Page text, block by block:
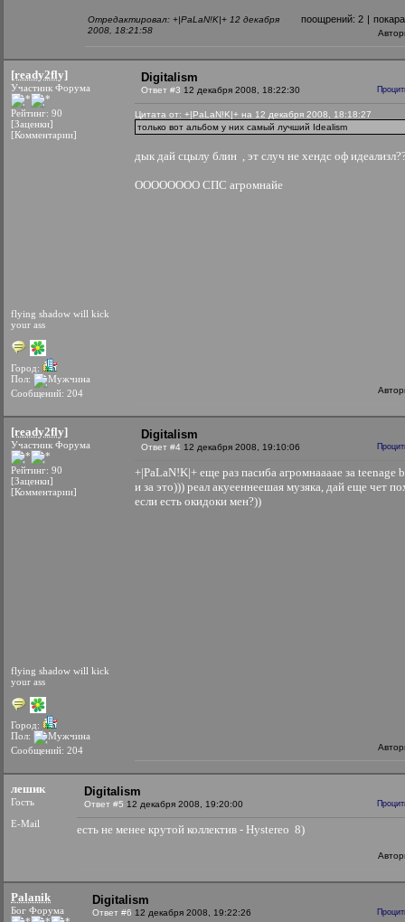
Отредактировал: +|PaLaN!K|+ 12 декабря
2008, 18:21:58
поощрений: 2 |
[ready2fly]
Участник Форума
Рейтинг: 90
[Заценки]
[Комментарии]
flying shadow will kick
your ass
Город:
Пол:
Сообщений: 204
Digitalism
Ответ #3 12 декабря 2008, 18:22:30
Цитата от: +|PaLaN!K|+ на 12 декабря 2008, 18:18:27
только вот альбом у них самый лучший Idealism
дык дай сцылу блин , эт случ не хендс оф
ОООООООО СПС агромнайе
[ready2fly]
Участник Форума
Рейтинг: 90
[Заценки]
[Комментарии]
flying shadow will kick
your ass
Город:
Пол:
Сообщений: 204
Digitalism
Ответ #4 12 декабря 2008, 19:10:06
+|PaLaN!K|+ еще раз пасиба агромнаааае за teenage
и за это))) реал акуееннеешая музяка, дай еще чет
если есть окидоки мен?))
лешик
Гость
E-Mail
Digitalism
Ответ #5 12 декабря 2008, 19:20:00
есть не менее крутой коллектив - Hystereo 8)
Palanik
Бог Форума
Digitalism
Ответ #6 12 декабря 2008, 19:22:26